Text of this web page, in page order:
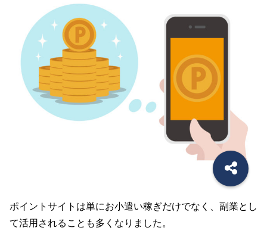
ポイントサイトは単にお小遣い稼ぎだけでなく、副業とし
て活用されることも多くなりました。